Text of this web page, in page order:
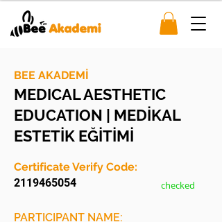
BEE AKADEMİ
MEDICAL AESTHETIC
EDUCATION | MEDİKAL
ESTETİK EĞİTİMİ
2119465054
Certificate Verify Code:
checked
PARTICIPANT NAME: